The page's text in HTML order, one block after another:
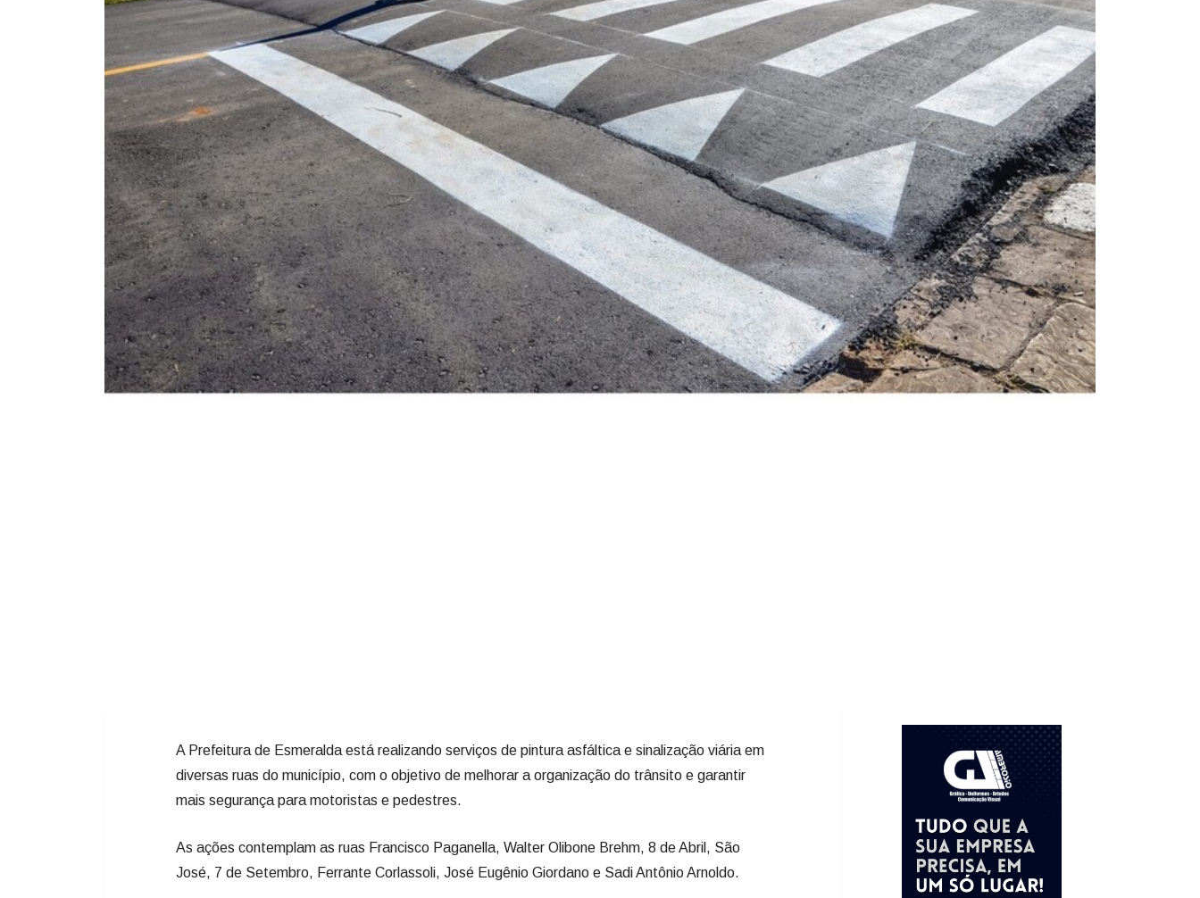
A Prefeitura de Esmeralda está realizando serviços de pintura asfáltica e sinalização viária em
diversas ruas do município, com o objetivo de melhorar a organização do trânsito e garantir
mais segurança para motoristas e pedestres.
As ações contemplam as ruas Francisco Paganella, Walter Olibone Brehm, 8 de Abril, São
José, 7 de Setembro, Ferrante Corlassoli, José Eugênio Giordano e Sadi Antônio Arnoldo.